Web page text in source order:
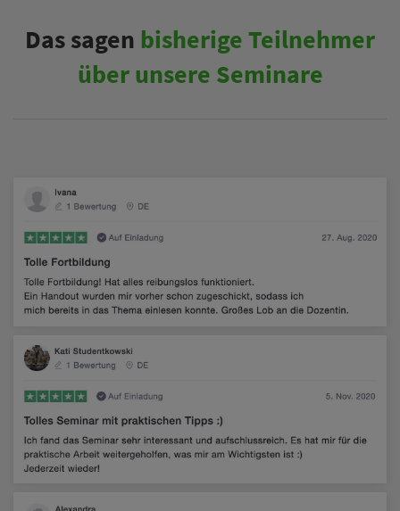
Das sagen bisherige Teilnehmer
über unsere Seminare